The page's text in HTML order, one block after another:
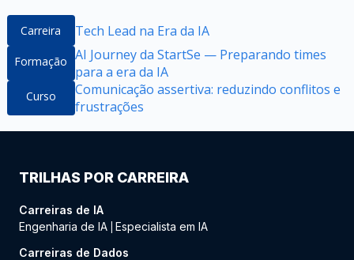
Carreira Tech Lead na Era da IA
Formação AI Journey da StartSe — Preparando times
para a era da IA
Curso
Comunicação assertiva: reduzindo conflitos e
frustrações
TRILHAS POR CARREIRA
Carreiras de IA
Engenharia de IA Especialista em IA
Carreiras de Dados